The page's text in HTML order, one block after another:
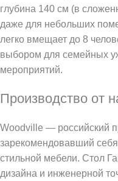
глубина 140 см (в
даже для небольших
легко вмещает до 8
выбором для семейных
мероприятий.
Производство от
Woodville — российский
зарекомендовавший
стильной мебели. Стол
дизайна и инженерной